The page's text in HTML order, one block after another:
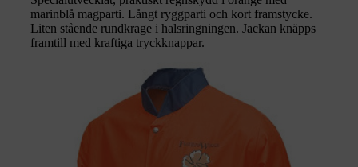
marinblå magparti. Långt ryggparti och kort framstycke.
Liten stående rundkrage i halsringningen. Jackan knäpps
framtill med kraftiga tryckknappar.